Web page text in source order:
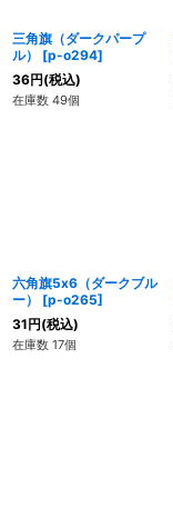
三角旗（ダークパープ
ル）
[p-o294]
36円(税込)
在庫数 49個
六角旗5x6（ダークブル
ー）
[p-o265]
31円(税込)
在庫数 17個